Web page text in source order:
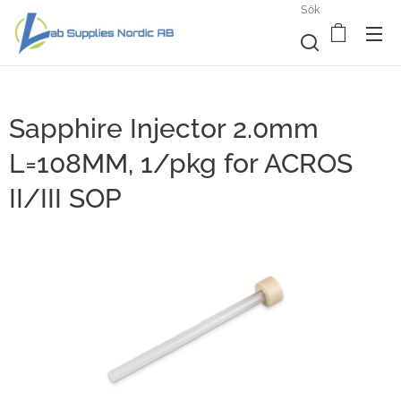
Sök
Sapphire Injector 2.0mm
L=108MM, 1/pkg for ACROS
II/III SOP